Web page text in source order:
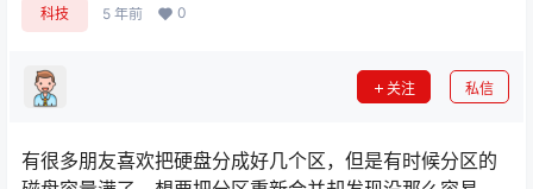
科技 5 年前 0
关注 私信
有很多朋友喜欢把硬盘分成好几个区，但是有时候分区的